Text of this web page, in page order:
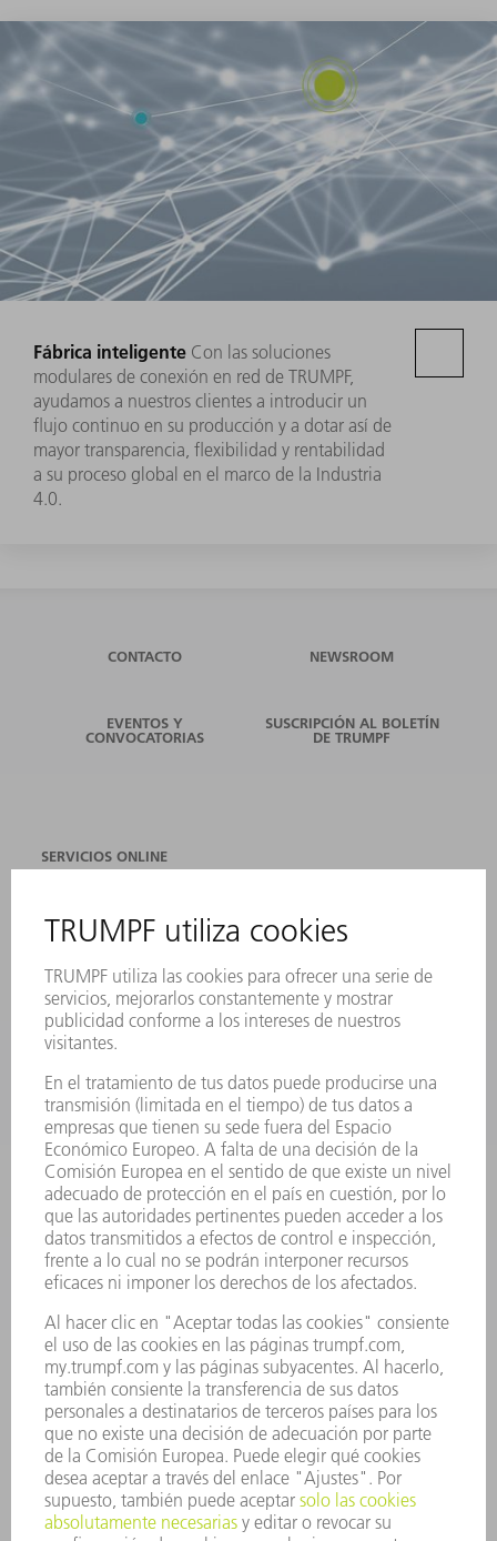
Fábrica inteligente Con las soluciones
modulares de conexión en red de TRUMPF,
ayudamos a nuestros clientes a introducir un
flujo continuo en su producción y a dotar así de
mayor transparencia, flexibilidad y rentabilidad
a su proceso global en el marco de la Industria
4.0.
CONTACTO NEWSROOM
EVENTOS Y
CONVOCATORIAS
SUSCRIPCIÓN AL BOLETÍN
DE TRUMPF
SERVICIOS ONLINE
EVENTOS Y CONVOCATORIAS
REGISTRO PARA EL BOLETÍN INFORMATIVO
FICHAS TÉCNICAS DE SEGURIDAD
PRODUCTOS
MÁQUINAS Y SISTEMAS
LÁSER
HERRAMIENTAS PORTÁTILES
FÁBRICA INTELIGENTE
SOFTWARE
SERVICIOS
APLICACIONES
SECTORES
EMPRESA
CARRERA PROFESIONAL
OFERTAS DE TRABAJO
PERFIL DE LA EMPRESA
INFORME ANUAL
PRINCIPIOS CORPORATIVOS
CUMPLIMIENTO
SISTEMA DE INFORMADORES
SEGURIDAD
COMUNICADOS DE PRENSA
REVISTAS
SOSTENIBILIDAD
MEDIO AMBIENTE Y CLIMA
SOCIEDAD Y EMPRESA